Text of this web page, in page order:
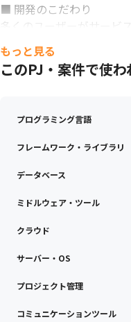
■ 開発のこだわり
多くのユーザーがサービ
スを構成するクライアン
■ スキルアップのための
グに会社負担で参加する
もっと見る
このPJ・案件で使
プログラミング言語
フレームワーク・ライブラリ
データベース
ミドルウェア・ツール
クラウド
サーバー・OS
プロジェクト管理
コミュニケーションツール